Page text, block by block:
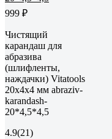
999 ₽
Чистящий
карандаш для
абразива
(шлифленты,
наждачки) Vitatools
20х4х4 мм abraziv-
karandash-
20*4,5*4,5
4.9(21)